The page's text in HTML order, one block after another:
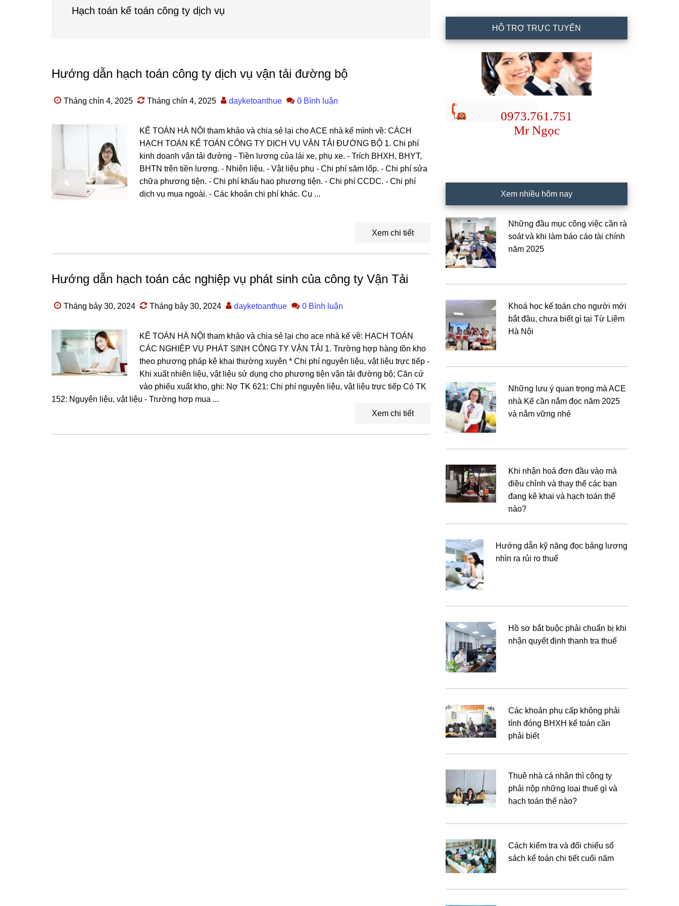
Hạch toán kế toán công ty dịch vụ
Hướng dẫn hạch toán công ty dịch vụ vận tải đường bộ
Tháng chín 4, 2025 Tháng chín 4, 2025 dayketoanthue 0 Bình luận
KẾ TOÁN HÀ NỘI tham khảo và chia sẻ lại cho ACE nhà kế mình về: CÁCH
HẠCH TOÁN KẾ TOÁN CÔNG TY DỊCH VỤ VẬN TẢI ĐƯỜNG BỘ 1. Chi phí
kinh doanh vận tải đường - Tiền lương của lái xe, phụ xe. - Trích BHXH, BHYT,
BHTN trên tiền lương. - Nhiên liệu. - Vật liệu phụ - Chi phí săm lốp. - Chi phí sửa
chữa phương tiện. - Chi phí khấu hao phương tiện. - Chi phí CCDC. - Chi phí
dịch vụ mua ngoài. - Các khoản chi phí khác. Cụ ...
Xem chi tiết
Hướng dẫn hạch toán các nghiệp vụ phát sinh của công ty Vận Tải
Tháng bảy 30, 2024 Tháng bảy 30, 2024 dayketoanthue 0 Bình luận
KẾ TOÁN HÀ NỘI tham khảo và chia sẻ lại cho ace nhà kế về: HẠCH TOÁN
CÁC NGHIỆP VỤ PHÁT SINH CÔNG TY VẬN TẢI 1. Trường hợp hàng tồn kho
theo phương pháp kê khai thường xuyên * Chi phí nguyên liệu, vật liệu trực tiếp -
Khi xuất nhiên liệu, vật liệu sử dụng cho phương tiện vận tải đường bộ; Căn cứ
vào phiếu xuất kho, ghi: Nợ TK 621: Chi phí nguyên liệu, vật liệu trực tiếp Có TK
152: Nguyên liệu, vật liệu - Trường hơp mua ...
Xem chi tiết
HỖ TRỢ TRỰC TUYẾN
0973.761.751
Mr Ngọc
Xem nhiều hôm nay
Những đầu mục công việc cần rà
soát và khi làm báo cáo tài chính
năm 2025
Khoá học kế toán cho người mới
bắt đầu, chưa biết gì tại Từ Liêm
Hà Nội
Những lưu ý quan trọng mà ACE
nhà Kế cần nắm đọc năm 2025
và nắm vững nhé
Khi nhận hoá đơn đầu vào mà
điều chỉnh và thay thế các bạn
đang kê khai và hạch toán thế
nào?
Hướng dẫn kỹ năng đọc bảng lương
nhìn ra rủi ro thuế
Hồ sơ bắt buộc phải chuẩn bị khi
nhận quyết định thanh tra thuế
Các khoản phụ cấp không phải
tính đóng BHXH kế toán cần
phải biết
Thuê nhà cá nhân thì công ty
phải nộp những loại thuế gì và
hạch toán thế nào?
Cách kiểm tra và đối chiếu sổ
sách kế toán chi tiết cuối năm